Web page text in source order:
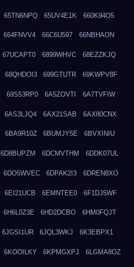
65TN6NPQ 65UV4E1K 660K94O5
664FNVV4 66C6U597 66NBHAON
67UCAPT0 6899WHVC 68EZZKJQ
68QHDOI3 699GTUTR 69KWPV8F
69S53RP0 6A5ZOVTI 6A7TVFIW
6AS3LJQ4 6AX21SAB 6AX80CNX
6BA9R10Z 6BUMJY5E 6BVXINIU
6D8BUPZM 6DCMVTHM 6DDK07UL
6DO5WVEC 6DPAK2I3 6DREN8XO
6EI21UCB 6EMNTEE0 6F1DJ5WF
6H6L0Z3E 6HD2DCBO 6HM0FQJT
6JGSI1UR 6JQL3WKJ 6K3EBPX1
6KOOILKY 6KPMGXPJ 6LGMA8OZ